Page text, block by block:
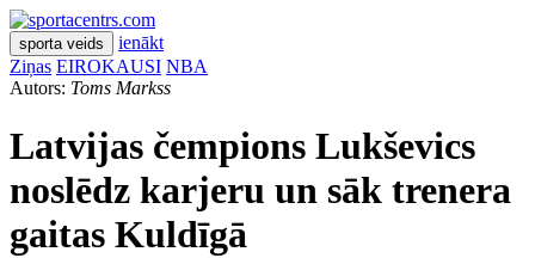
sporta veids
ienākt
Ziņas EIROKAUSI NBA
Autors: Toms Markss
Latvijas čempions Lukševics
noslēdz karjeru un sāk trenera
gaitas Kuldīgā